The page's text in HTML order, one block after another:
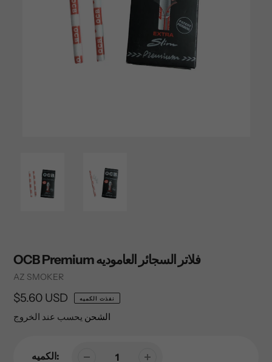
OCB Premium فلاتر السجائر العاموديه
Vendor
AZ SMOKER
السعر
العادي
$5.60 USD نفذت الكميه
الشحن يحسب عند الخروج
الكميه: